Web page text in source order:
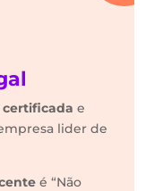
certificada e
lider de
é “Não